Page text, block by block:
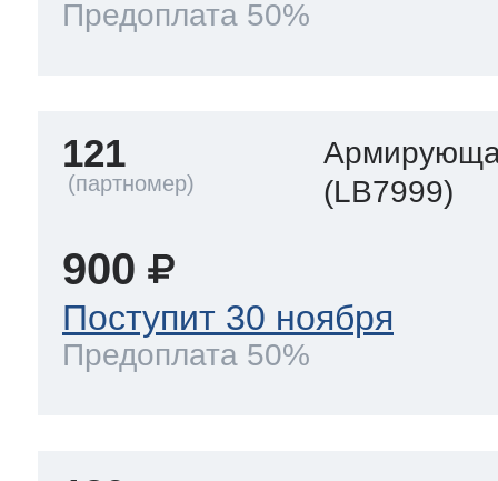
Предоплата 50%
121
(LB7999)
900
Поступит 30 ноября
Предоплата 50%